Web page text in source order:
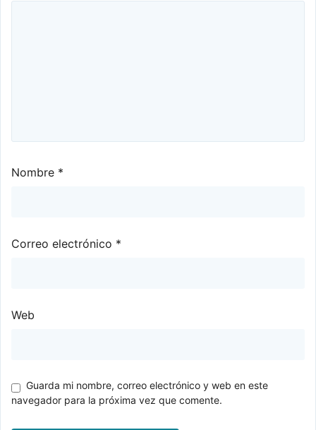
Nombre *
Correo electrónico *
Web
Guarda mi nombre, correo electrónico y web en este
navegador para la próxima vez que comente.